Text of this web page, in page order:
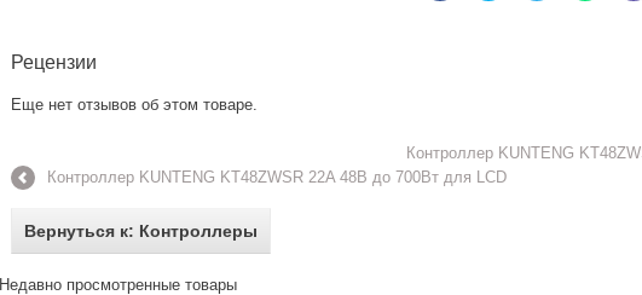
Рецензии
Еще нет отзывов об этом товаре.
Контроллер KUNTENG
Контроллер KUNTENG KT48ZWSR 22A 48В до 700Вт для LCD
Вернуться к: Контроллеры
Недавно просмотренные товары